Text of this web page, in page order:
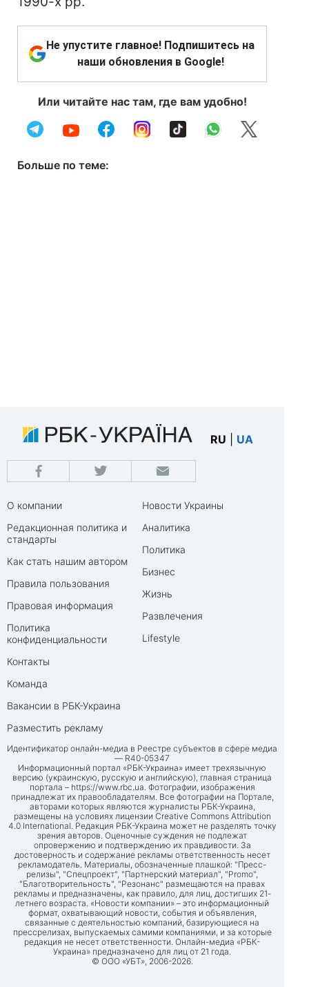
Не упустите главное! Подпишитесь на
наши обновления в Google!
Или читайте нас там, где вам удобно!
Больше по теме:
RU UA
О компании
Редакционная политика и
стандарты
Как стать нашим автором
Правила пользования
Правовая информация
Политика
конфиденциальности
Контакты
Команда
Вакансии в РБК-Украина
Разместить рекламу
Новости Украины
Аналитика
Политика
Бизнес
Жизнь
Развлечения
Lifestyle
Идентификатор онлайн-медиа в Реестре субъектов в сфере медиа
— R40-05347
Информационный портал «РБК-Украина» имеет трехязычную
версию (украинскую, русскую и английскую), главная страница
портала – https://www.rbc.ua. Фотографии, изображения
принадлежат их правообладателям. Все фотографии на Портале,
авторами которых являются журналисты РБК-Украина,
размещены на условиях лицензии Creative Commons Attribution
4.0 International. Редакция РБК-Украина может не разделять точку
зрения авторов. Оценочные суждения не подлежат
опровержению и подтверждению их правдивости. За
достоверность и содержание рекламы ответственность несет
рекламодатель. Материалы, обозначенные плашкой: "Пресс-
релизы", "Спецпроект", "Партнерский материал", "Promo",
"Благотворительность", "Резонанс" размещаются на правах
рекламы и предназначены, как правило, для лиц, достигших 21-
летнего возраста. «Новости компании» – это информационный
формат, охватывающий новости, события и объявления,
связанные с деятельностью компаний, базирующиеся на
прессрелизах, выпускаемых самими компаниями, и за которые
редакция не несет ответственности. Онлайн-медиа «РБК-
Украина» предназначено для лиц от 21 года.
© ООО «УБТ», 2006-2026.